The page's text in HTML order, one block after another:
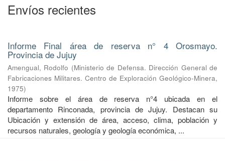
Envíos recientes
Informe Final área de reserva n° 4 Orosmayo.
Provincia de Jujuy
Amengual, Rodolfo (Ministerio de Defensa. Dirección General de
Fabricaciones Militares. Centro de Exploración Geológico-Minera,
1975)
Informe sobre el área de reserva n°4 ubicada en el
departamento Rinconada, provincia de Jujuy. Destacan su
Ubicación y extensión de área, acceso, clima, población y
recursos naturales, geología y geología económica, ...